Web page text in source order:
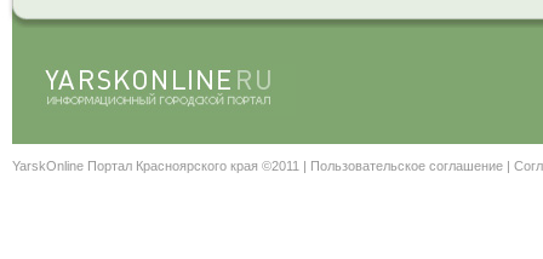
YarskOnline Портал Красноярского края ©2011 | Пользовательское соглашение |